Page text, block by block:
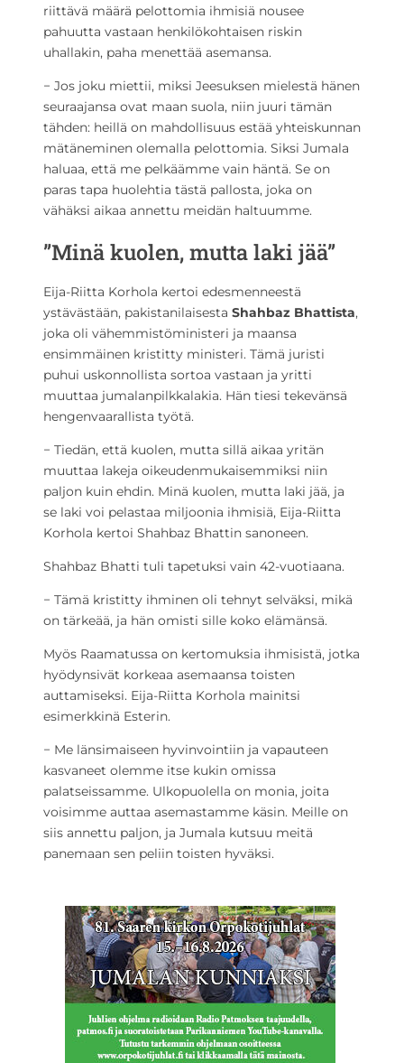
riittävä määrä pelottomia ihmisiä nousee
pahuutta vastaan henkilökohtaisen riskin
uhallakin, paha menettää asemansa.
− Jos joku miettii, miksi Jeesuksen mielestä hänen
seuraajansa ovat maan suola, niin juuri tämän
tähden: heillä on mahdollisuus estää yhteiskunnan
mätäneminen olemalla pelottomia. Siksi Jumala
haluaa, että me pelkäämme vain häntä. Se on
paras tapa huolehtia tästä pallosta, joka on
vähäksi aikaa annettu meidän haltuumme.
”Minä kuolen, mutta laki jää”
Eija-Riitta Korhola kertoi edesmenneestä
ystävästään, pakistanilaisesta Shahbaz Bhattista,
joka oli vähemmistöministeri ja maansa
ensimmäinen kristitty ministeri. Tämä juristi
puhui uskonnollista sortoa vastaan ja yritti
muuttaa jumalanpilkkalakia. Hän tiesi tekevänsä
hengenvaarallista työtä.
− Tiedän, että kuolen, mutta sillä aikaa yritän
muuttaa lakeja oikeudenmukaisemmiksi niin
paljon kuin ehdin. Minä kuolen, mutta laki jää, ja
se laki voi pelastaa miljoonia ihmisiä, Eija-Riitta
Korhola kertoi Shahbaz Bhattin sanoneen.
Shahbaz Bhatti tuli tapetuksi vain 42-vuotiaana.
− Tämä kristitty ihminen oli tehnyt selväksi, mikä
on tärkeää, ja hän omisti sille koko elämänsä.
Myös Raamatussa on kertomuksia ihmisistä, jotka
hyödynsivät korkeaa asemaansa toisten
auttamiseksi. Eija-Riitta Korhola mainitsi
esimerkkinä Esterin.
− Me länsimaiseen hyvinvointiin ja vapauteen
kasvaneet olemme itse kukin omissa
palatseissamme. Ulkopuolella on monia, joita
voisimme auttaa asemastamme käsin. Meille on
siis annettu paljon, ja Jumala kutsuu meitä
panemaan sen peliin toisten hyväksi.